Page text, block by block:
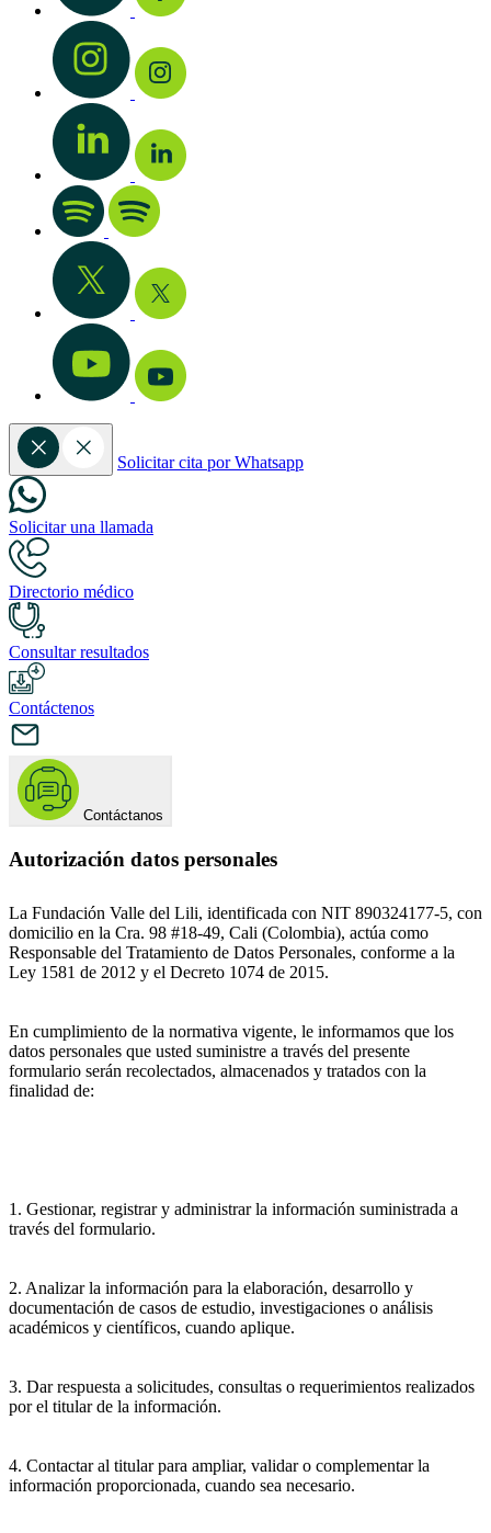
Solicitar cita por Whatsapp
Solicitar una llamada
Directorio médico
Consultar resultados
Contáctenos
Contáctanos
Autorización datos personales
La Fundación Valle del Lili, identificada con NIT 890324177-5, con
domicilio en la Cra. 98 #18-49, Cali (Colombia), actúa como
Responsable del Tratamiento de Datos Personales, conforme a la
Ley 1581 de 2012 y el Decreto 1074 de 2015.
En cumplimiento de la normativa vigente, le informamos que los
datos personales que usted suministre a través del presente
formulario serán recolectados, almacenados y tratados con la
finalidad de:
1. Gestionar, registrar y administrar la información suministrada a
través del formulario.
2. Analizar la información para la elaboración, desarrollo y
documentación de casos de estudio, investigaciones o análisis
académicos y científicos, cuando aplique.
3. Dar respuesta a solicitudes, consultas o requerimientos realizados
por el titular de la información.
4. Contactar al titular para ampliar, validar o complementar la
información proporcionada, cuando sea necesario.